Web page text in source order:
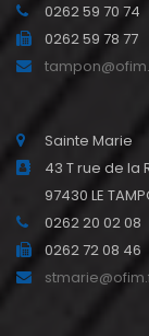
0262 59 70 74
0262 59 78 77
Sainte Marie
43 T rue de la
97430 LE
0262 20 02 08
0262 72 08 46